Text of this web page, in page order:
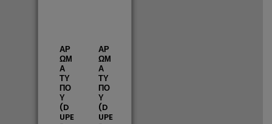
ΑΡ
ΩΜ
Α
ΤΥ
ΠΟ
Υ
(D
UPE
ΑΡ
ΩΜ
Α
ΤΥ
ΠΟ
Υ
(D
UPE